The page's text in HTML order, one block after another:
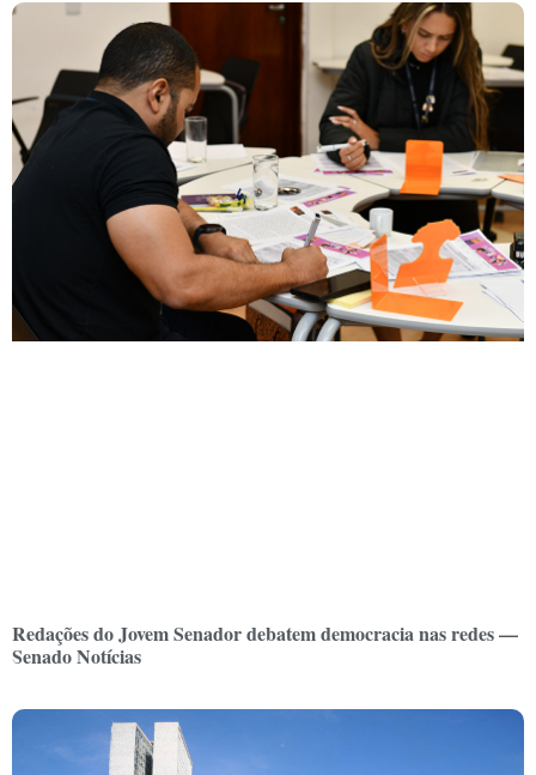
Redações do Jovem Senador debatem democracia nas redes —
Senado Notícias